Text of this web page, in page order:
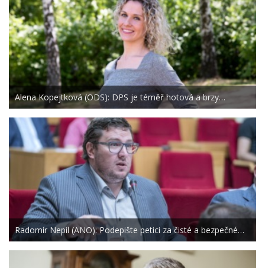
Alena Kopejtková (ODS): DPS je téměř hotová a brzy…
Radomír Nepil (ANO): Podepište petici za čisté a bezpečné…